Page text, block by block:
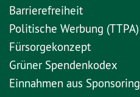
Barrierefreiheit
Politische Werbung (TTPA)
Fürsorgekonzept
Grüner Spendenkodex
Einnahmen aus Sponsoring